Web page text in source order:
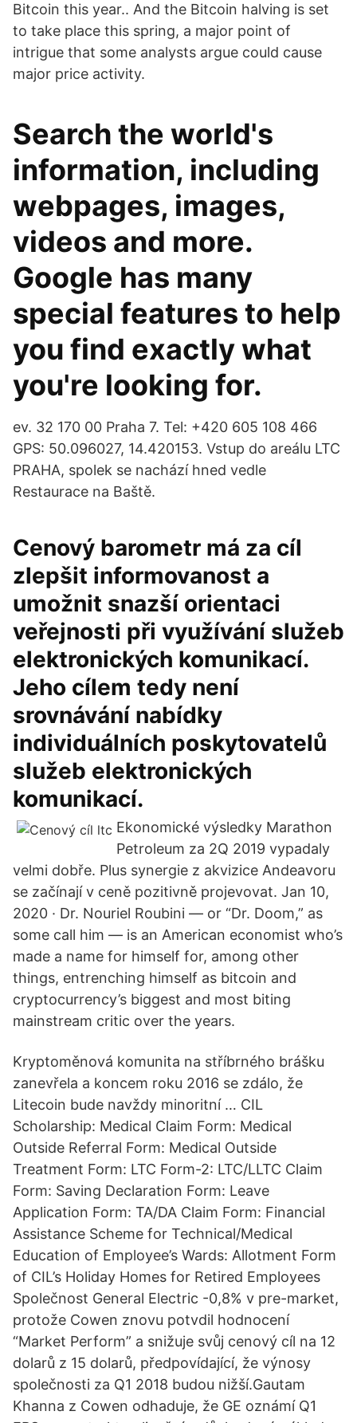
Bitcoin this year.. And the Bitcoin halving is set
to take place this spring, a major point of
intrigue that some analysts argue could cause
major price activity.
Search the world's
information, including
webpages, images,
videos and more.
Google has many
special features to help
you find exactly what
you're looking for.
ev. 32 170 00 Praha 7. Tel: +420 605 108 466
GPS: 50.096027, 14.420153. Vstup do areálu LTC
PRAHA, spolek se nachází hned vedle
Restaurace na Baště.
Cenový barometr má za cíl
zlepšit informovanost a
umožnit snazší orientaci
veřejnosti při využívání služeb
elektronických komunikací.
Jeho cílem tedy není
srovnávání nabídky
individuálních poskytovatelů
služeb elektronických
komunikací.
Ekonomické výsledky Marathon
Petroleum za 2Q 2019 vypadaly
velmi dobře. Plus synergie z akvizice Andeavoru
se začínají v ceně pozitivně projevovat. Jan 10,
2020 · Dr. Nouriel Roubini — or “Dr. Doom,” as
some call him — is an American economist who’s
made a name for himself for, among other
things, entrenching himself as bitcoin and
cryptocurrency’s biggest and most biting
mainstream critic over the years.
Kryptoměnová komunita na stříbrného brášku
zanevřela a koncem roku 2016 se zdálo, že
Litecoin bude navždy minoritní … CIL
Scholarship: Medical Claim Form: Medical
Outside Referral Form: Medical Outside
Treatment Form: LTC Form-2: LTC/LLTC Claim
Form: Saving Declaration Form: Leave
Application Form: TA/DA Claim Form: Financial
Assistance Scheme for Technical/Medical
Education of Employee’s Wards: Allotment Form
of CIL’s Holiday Homes for Retired Employees
Společnost General Electric -0,8% v pre-market,
protože Cowen znovu potvdil hodnocení
“Market Perform” a snižuje svůj cenový cíl na 12
dolarů z 15 dolarů, předpovídající, že výnosy
společnosti za Q1 2018 budou nižší.Gautam
Khanna z Cowen odhaduje, že GE oznámí Q1